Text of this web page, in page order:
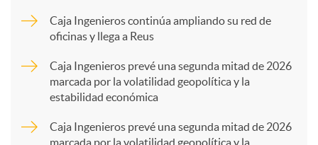
p
a
Caja Ingenieros continúa ampliando su red de
oficinas y llega a Reus
Caja Ingenieros prevé una segunda mitad de 2026
marcada por la volatilidad geopolítica y la
estabilidad económica
Caja Ingenieros prevé una segunda mitad de 2026
marcada por la volatilidad geopolítica y la